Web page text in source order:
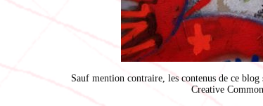
Sauf mention contraire, les contenus de ce blog
Creative